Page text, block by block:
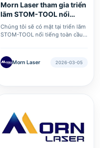
Morn Laser tham gia triển
lãm STOM-TOOL nổi
tiếng toàn ···
Chúng tôi sẽ có mặt tại triển lãm
STOM-TOOL nổi tiếng toàn cầu
Kielce (Zakładowa 1, 25-672),
chúng tôi trân trọng kính mời
Morn Laser 2026-03-05